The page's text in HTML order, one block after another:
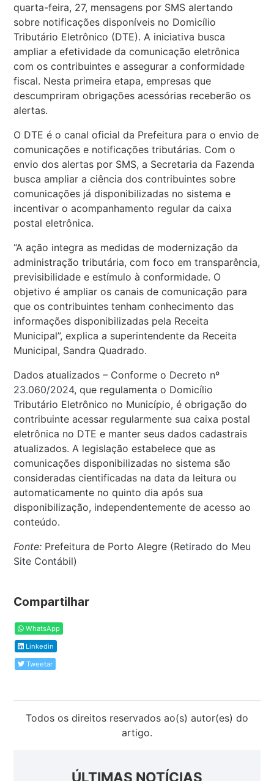
quarta-feira, 27, mensagens por SMS alertando
sobre notificações disponíveis no Domicílio
Tributário Eletrônico (DTE). A iniciativa busca
ampliar a efetividade da comunicação eletrônica
com os contribuintes e assegurar a conformidade
fiscal. Nesta primeira etapa, empresas que
descumpriram obrigações acessórias receberão os
alertas.
O DTE é o canal oficial da Prefeitura para o envio de
comunicações e notificações tributárias. Com o
envio dos alertas por SMS, a Secretaria da Fazenda
busca ampliar a ciência dos contribuintes sobre
comunicações já disponibilizadas no sistema e
incentivar o acompanhamento regular da caixa
postal eletrônica.
“A ação integra as medidas de modernização da
administração tributária, com foco em transparência,
previsibilidade e estímulo à conformidade. O
objetivo é ampliar os canais de comunicação para
que os contribuintes tenham conhecimento das
informações disponibilizadas pela Receita
Municipal”, explica a superintendente da Receita
Municipal, Sandra Quadrado.
Dados atualizados – Conforme o Decreto nº
23.060/2024, que regulamenta o Domicílio
Tributário Eletrônico no Município, é obrigação do
contribuinte acessar regularmente sua caixa postal
eletrônica no DTE e manter seus dados cadastrais
atualizados. A legislação estabelece que as
comunicações disponibilizadas no sistema são
consideradas cientificadas na data da leitura ou
automaticamente no quinto dia após sua
disponibilização, independentemente de acesso ao
conteúdo.
Fonte: Prefeitura de Porto Alegre (Retirado do Meu
Site Contábil)
Compartilhar
WhatsApp
Linkedin
Tweetar
Todos os direitos reservados ao(s) autor(es) do
artigo.
ÚLTIMAS NOTÍCIAS